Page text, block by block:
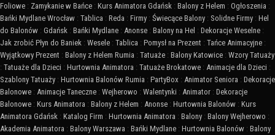
Foliowe : Zamykanie w Bańce : Kurs Animatora Gdańsk : Balony z Helem : Ogłoszenia :
Bańki Mydlane Wrocław : Tablica : Reda : Firmy : Świecące Balony : Solidne Firmy : Hel
do Balonów : Gdańsk : Bańki Mydlane : Anonse : Balony na Hel : Dekoracje Weselne :
Jak zrobić Płyn do Baniek : Wesele : Tablica : Pomysł na Prezent : Tańce Animacyjne :
Wyjątkowy Prezent : Balony z Helem Rumia : Tatuaże : Balony Katowice : Wzory Tatuaży
: Tatuaże dla Dzieci : Hurtownia Animatora : Tatuaże Brokatowe : Animacje dla Dzieci :
Szablony Tatuaży : Hurtownia Balonów Rumia : PartyBox : Animator Seniora : Dekoracje
Balonowe : Animacje Taneczne : Wejherowo : Walentynki : Animator : Dekoracje
Balonowe : Kurs Animatora : Balony z Helem : Anonse : Hurtownia Balonów : Kurs
Animatora Gdańsk : Katalog Firm : Hurtownia Animatora : Balony : Balony Wejherowo :
Akademia Animatora : Balony Warszawa : Bańki Mydlane : Hurtownia Balonów : Balony